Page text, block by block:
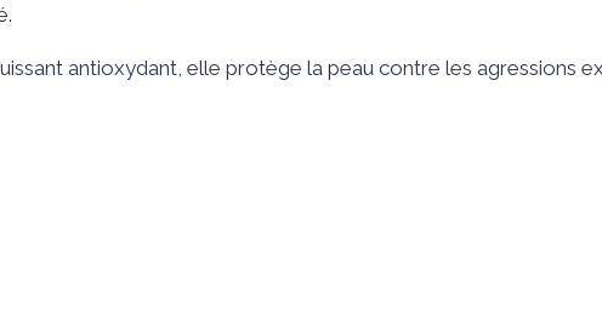
antioxydant, elle protège la peau contre les agressions